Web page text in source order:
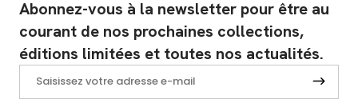
Abonnez-vous à la newsletter pour être au
courant de nos prochaines collections,
éditions limitées et toutes nos actualités.